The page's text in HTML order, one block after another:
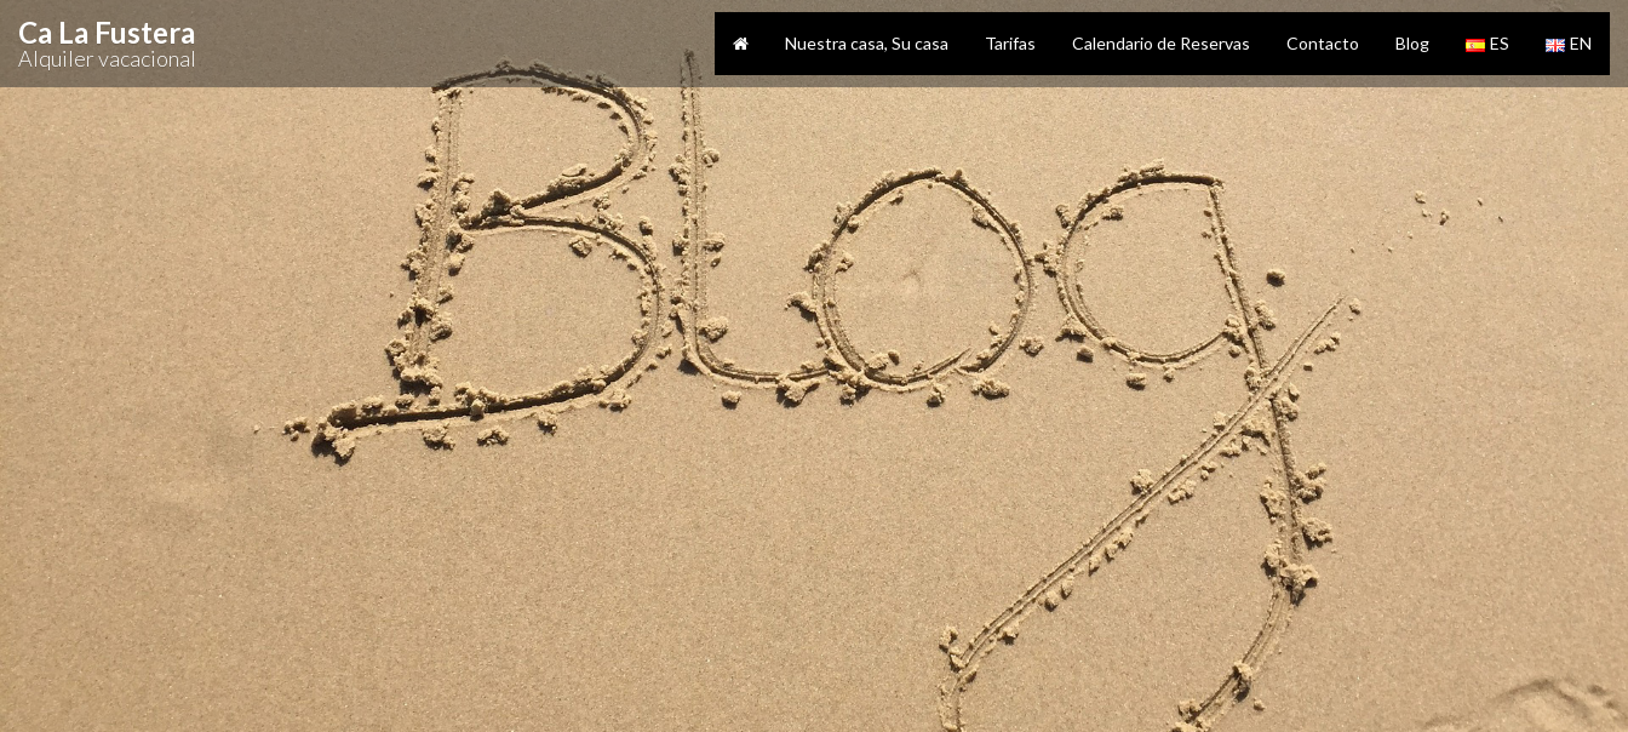
Ca La Fustera
Alquiler vacacional
Nuestra casa, Su casa Tarifas Calendario de Reservas Contacto Blog ES EN